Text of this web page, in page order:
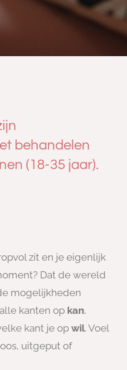
behandelen
(18-35 jaar).
zit en je eigenlijk
Dat de wereld
mogelijkheden
kanten op kan,
kant je op wil. Voel
uitgeput of